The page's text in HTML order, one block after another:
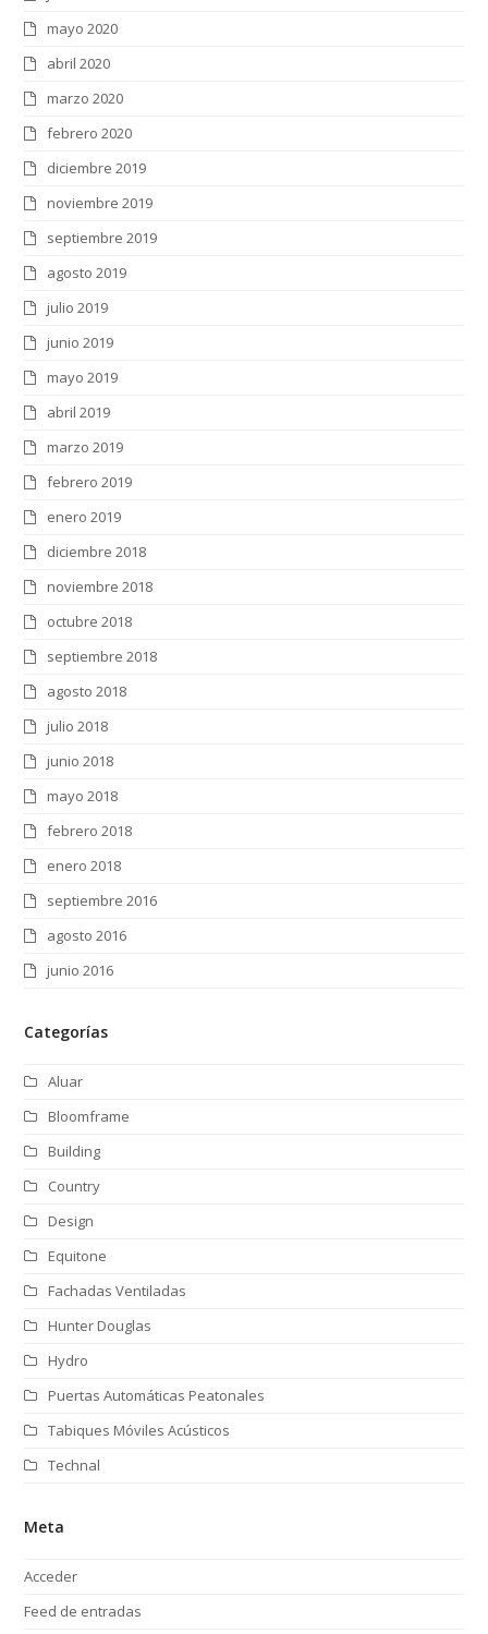
mayo 2020
abril 2020
marzo 2020
febrero 2020
diciembre 2019
noviembre 2019
septiembre 2019
agosto 2019
julio 2019
junio 2019
mayo 2019
abril 2019
marzo 2019
febrero 2019
enero 2019
diciembre 2018
noviembre 2018
octubre 2018
septiembre 2018
agosto 2018
julio 2018
junio 2018
mayo 2018
febrero 2018
enero 2018
septiembre 2016
agosto 2016
junio 2016
Categorías
Aluar
Bloomframe
Building
Country
Design
Equitone
Fachadas Ventiladas
Hunter Douglas
Hydro
Puertas Automáticas Peatonales
Tabiques Móviles Acústicos
Technal
Meta
Acceder
Feed de entradas